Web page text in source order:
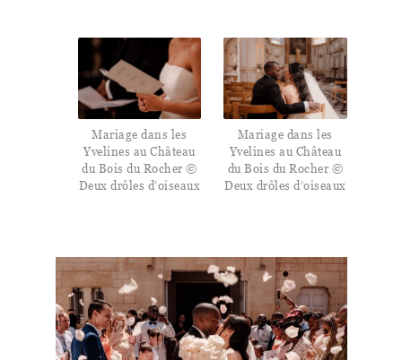
Mariage dans les
Yvelines au Château
du Bois du Rocher ©
Deux drôles d’oiseaux
Mariage dans les
Yvelines au Château
du Bois du Rocher ©
Deux drôles d’oiseaux